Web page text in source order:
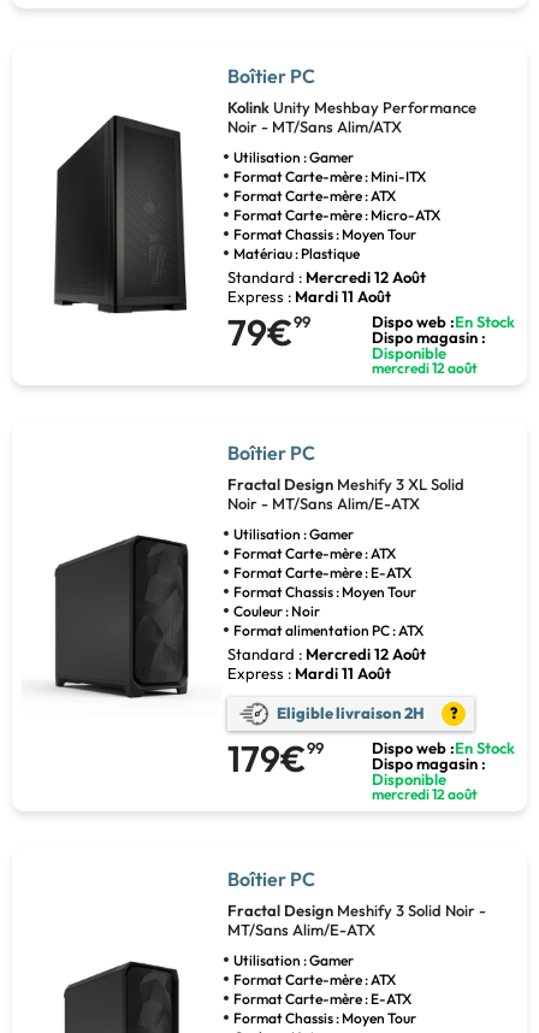
Boîtier PC
KolinkUnity Meshbay Performance
Noir - MT/Sans Alim/ATX
Utilisation : Gamer
Format Carte-mère : Mini-ITX
Format Carte-mère : ATX
Format Carte-mère : Micro-ATX
Format Chassis : Moyen Tour
Matériau : Plastique
Standard : Mercredi 12 Août
Express : Mardi 11 Août
79€99 Dispo web :En Stock
Dispo magasin :
Disponible
mercredi 12 août
Boîtier PC
Fractal Design Meshify 3 XL Solid
Noir - MT/Sans Alim/E-ATX
Utilisation : Gamer
Format Carte-mère : ATX
Format Carte-mère : E-ATX
Format Chassis : Moyen Tour
Couleur : Noir
Format alimentation PC : ATX
Standard : Mercredi 12 Août
Express : Mardi 11 Août
Eligible livraison 2H ?
179€99 Dispo web :En Stock
Dispo magasin :
Disponible
mercredi 12 août
Boîtier PC
Fractal Design Meshify 3 Solid Noir -
MT/Sans Alim/E-ATX
Utilisation : Gamer
Format Carte-mère : ATX
Format Carte-mère : E-ATX
Format Chassis : Moyen Tour